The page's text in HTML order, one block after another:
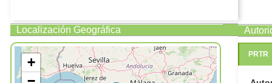
Localización Geográfica
+
PRTR